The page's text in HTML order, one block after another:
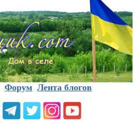
Форум Лента блогов